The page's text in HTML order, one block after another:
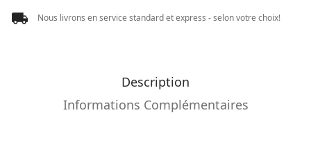
Nous livrons en service standard et express - selon votre choix!
Description
Informations Complémentaires